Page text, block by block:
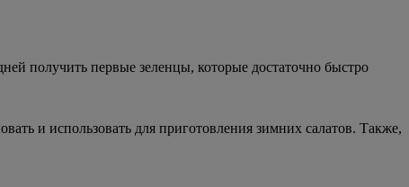
получить первые зеленцы, которые достаточно быстро
и использовать для приготовления зимних салатов. Также,